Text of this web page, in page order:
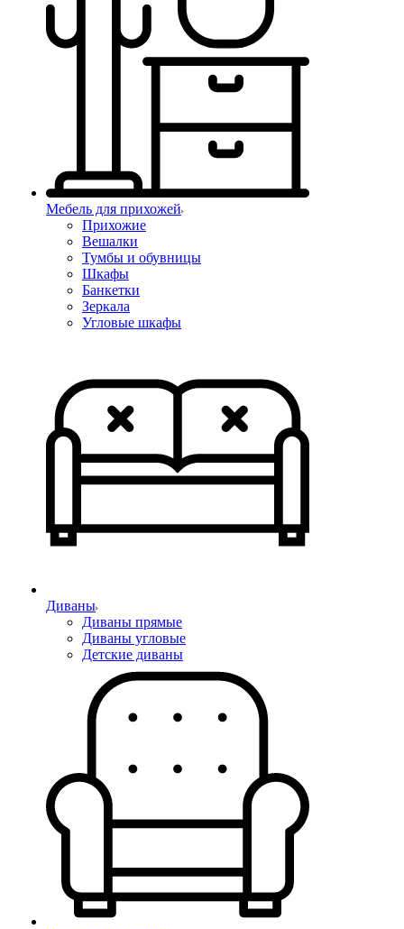
Мебель для прихожей
Прихожие
Вешалки
Тумбы и обувницы
Шкафы
Банкетки
Зеркала
Угловые шкафы
Диваны
Диваны прямые
Диваны угловые
Детские диваны